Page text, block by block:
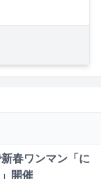
春ワンマン「に
開催